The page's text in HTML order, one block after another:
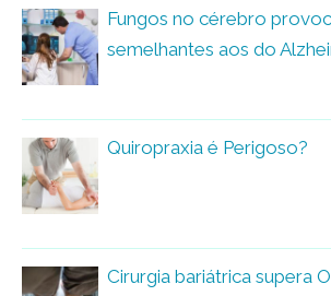
Fungos no cérebro
semelhantes aos do
Quiropraxia é Perigoso?
Cirurgia bariátrica supera